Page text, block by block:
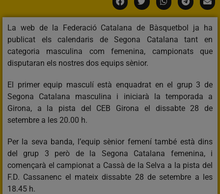
La web de la Federació Catalana de Bàsquetbol ja ha
publicat els calendaris de Segona Catalana tant en
categoria masculina com femenina, campionats que
disputaran els nostres dos equips sènior.
El primer equip masculí està enquadrat en el grup 3 de
Segona Catalana masculina i iniciarà la temporada a
Girona, a la pista del CEB Girona el dissabte 28 de
setembre a les 20.00 h.
Per la seva banda, l’equip sènior femení també està dins
del grup 3 però de la Segona Catalana femenina, i
començarà el campionat a Cassà de la Selva a la pista del
F.D. Cassanenc el mateix dissabte 28 de setembre a les
18.45 h.